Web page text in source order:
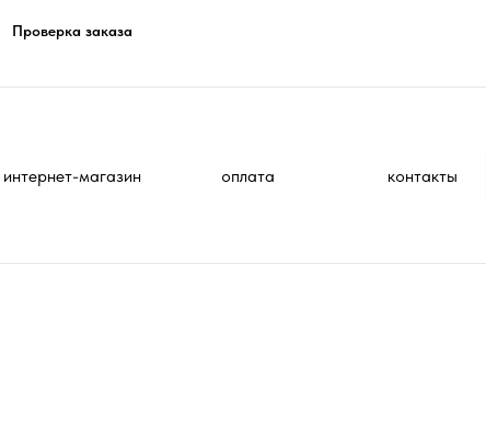
интернет-магазин оплата контакты
Проверка заказа